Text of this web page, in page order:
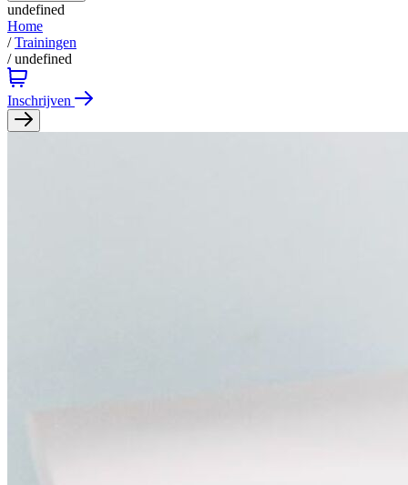
undefined
Home
/Trainingen
/undefined
Inschrijven